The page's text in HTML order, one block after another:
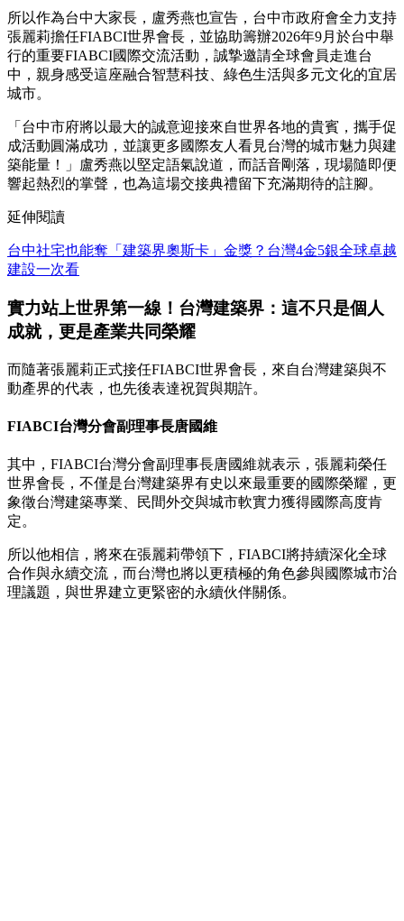
所以作為台中大家長，盧秀燕也宣告，台中市政府會全力支持
張麗莉擔任FIABCI世界會長，並協助籌辦2026年9月於台中舉
行的重要FIABCI國際交流活動，誠摯邀請全球會員走進台
中，親身感受這座融合智慧科技、綠色生活與多元文化的宜居
城市。
「台中市府將以最大的誠意迎接來自世界各地的貴賓，攜手促
成活動圓滿成功，並讓更多國際友人看見台灣的城市魅力與建
築能量！」盧秀燕以堅定語氣說道，而話音剛落，現場隨即便
響起熱烈的掌聲，也為這場交接典禮留下充滿期待的註腳。
延伸閱讀
台中社宅也能奪「建築界奧斯卡」金獎？台灣4金5銀全球卓越
建設一次看
實力站上世界第一線！ 台灣建築界：這不只是個人
成就，更是產業共同榮耀
而隨著張麗莉正式接任FIABCI世界會長，來自台灣建築與不
動產界的代表，也先後表達祝賀與期許。
FIABCI台灣分會副理事長唐國維
其中，FIABCI台灣分會副理事長唐國維就表示，張麗莉榮任
世界會長，不僅是台灣建築界有史以來最重要的國際榮耀，更
象徵台灣建築專業、民間外交與城市軟實力獲得國際高度肯
定。
所以他相信，將來在張麗莉帶領下，FIABCI將持續深化全球
合作與永續交流，而台灣也將以更積極的角色參與國際城市治
理議題，與世界建立更緊密的永續伙伴關係。